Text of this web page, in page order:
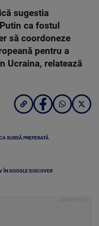
sugestia
ca fostul
să coordoneze
pentru a
Ucraina, relatează
SURSĂ PREFERATĂ
ÎN GOOGLE DISCOVER